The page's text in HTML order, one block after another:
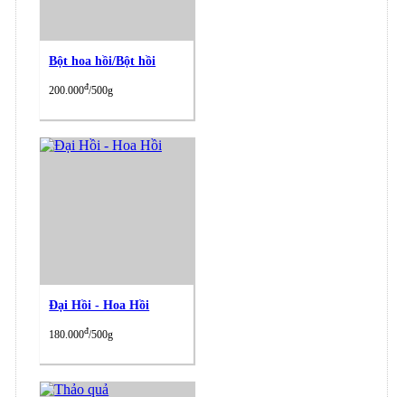
Bột hoa hồi/Bột hồi
200.000đ/500g
Đại Hồi - Hoa Hồi
180.000đ/500g